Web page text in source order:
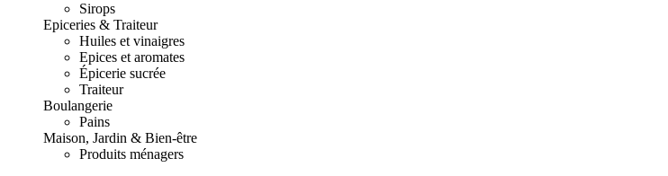
Sirops
Epiceries & Traiteur
Huiles et vinaigres
Epices et aromates
Épicerie sucrée
Traiteur
Boulangerie
Pains
Maison, Jardin & Bien-être
Produits ménagers